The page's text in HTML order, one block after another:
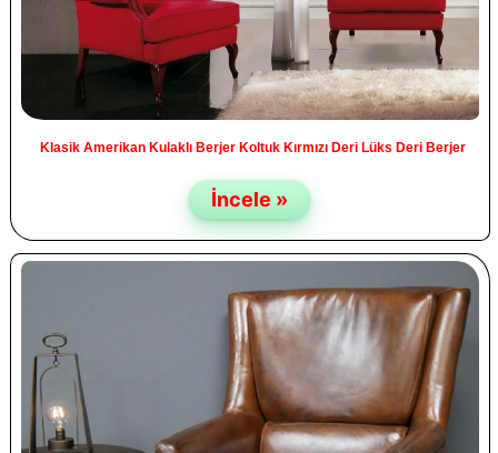
Klasik Amerikan Kulaklı Berjer Koltuk Kırmızı Deri Lüks Deri Berjer
İncele »